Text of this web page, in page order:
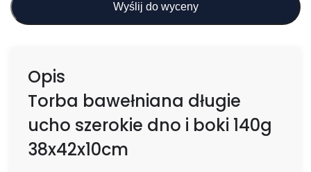
Wyślij do wyceny
Opis
Torba bawełniana długie
ucho szerokie dno i boki 140g
38x42x10cm